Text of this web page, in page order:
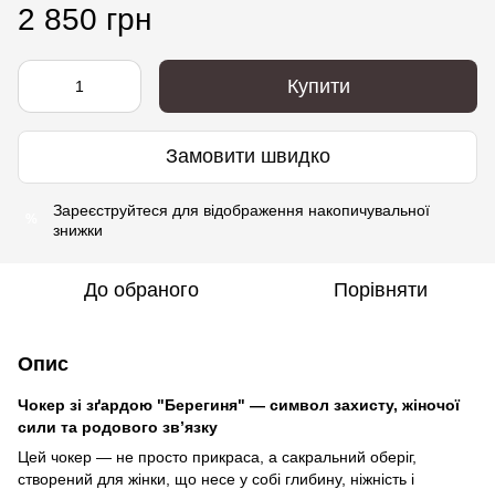
2 850 грн
Купити
Замовити швидко
Зареєструйтеся для відображення накопичувальної
знижки
До обраного Порівняти
Опис
Чокер зі зґардою "Берегиня" — символ захисту, жіночої
сили та родового зв’язку
Цей чокер — не просто прикраса, а сакральний оберіг,
створений для жінки, що несе у собі глибину, ніжність і